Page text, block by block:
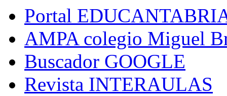
Portal
AMPA colegio Miguel
Buscador GOOGLE
Revista INTERAULAS